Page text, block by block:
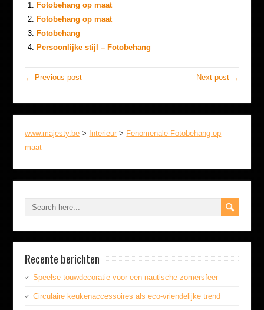
Fotobehang op maat
Fotobehang op maat
Fotobehang
Persoonlijke stijl – Fotobehang
← Previous post Next post →
www.majesty.be > Interieur > Fenomenale Fotobehang op
maat
Recente berichten
Speelse touwdecoratie voor een nautische zomersfeer
Circulaire keukenaccessoires als eco-vriendelijke trend